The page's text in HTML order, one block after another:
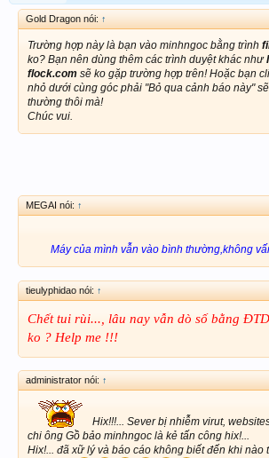
Gold Dragon nói: ↑
Trường hợp này là bạn vào minhngoc bằng trình
ko? Bạn nên dùng thêm các trình duyệt khác như
flock.com sẽ ko gặp trường hợp trên! Hoặc bạn
nhỏ dưới cùng góc phải "Bỏ qua cảnh báo này"
thường thôi mà!
Chúc vui.
MEGAI nói: ↑
Máy của mình vẫn vào bình thường,không
tieulyphidao nói: ↑
Chết tui rùi..., lâu nay vẫn dò số bằng
ko ? Help me !!!
administrator nói: ↑
Hix!!!... Sever bị nhiễm virut,
chi ông Gồ bảo minhngoc là kẻ tấn công hix!...
Hix!... đã xữ lý và báo cáo không biết đến khi nào